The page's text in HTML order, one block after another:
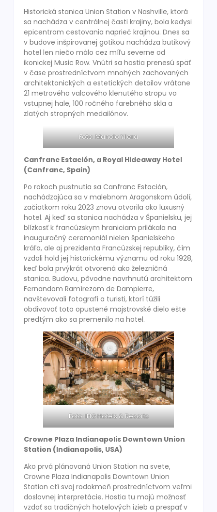
Historická stanica Union Station v Nashville, ktorá
sa nachádza v centrálnej časti krajiny, bola kedysi
epicentrom cestovania naprieč krajinou. Dnes sa
v budove inšpirovanej gotikou nachádza butikový
hotel len niečo málo cez míľu severne od
ikonickej Music Row. Vnútri sa hostia prenesú späť
v čase prostredníctvom mnohých zachovaných
architektonických a estetických detailov vrátane
21 metrového valcového klenutého stropu vo
vstupnej hale, 100 ročného farebného skla a
zlatých stropných medailónov.
Foto: Manolo Yllera
Canfranc Estación, a Royal Hideaway Hotel
(Canfranc, Spain)
Po rokoch pustnutia sa Canfranc Estación,
nachádzajúca sa v malebnom Aragonskom údolí,
začiatkom roku 2023 znovu otvorila ako luxusný
hotel. Aj keď sa stanica nachádza v Španielsku, jej
blízkosť k francúzskym hraniciam prilákala na
inauguračný ceremoniál nielen španielskeho
kráľa, ale aj prezidenta Francúzskej republiky, čím
vzdali hold jej historickému významu od roku 1928,
keď bola prvýkrát otvorená ako železničná
stanica. Budovu, pôvodne navrhnutú architektom
Fernandom Ramírezom de Dampierre,
navštevovali fotografi a turisti, ktorí túžili
obdivovať toto opustené majstrovské dielo ešte
predtým ako sa premenilo na hotel.
Foto: IHG Hotels & Resorts
Crowne Plaza Indianapolis Downtown Union
Station (Indianapolis, USA)
Ako prvá plánovaná Union Station na svete,
Crowne Plaza Indianapolis Downtown Union
Station ctí svoj rodokmeň prostredníctvom veľmi
doslovnej interpretácie. Hostia tu majú možnosť
vzdať sa tradičných hotelových izieb a prespať v